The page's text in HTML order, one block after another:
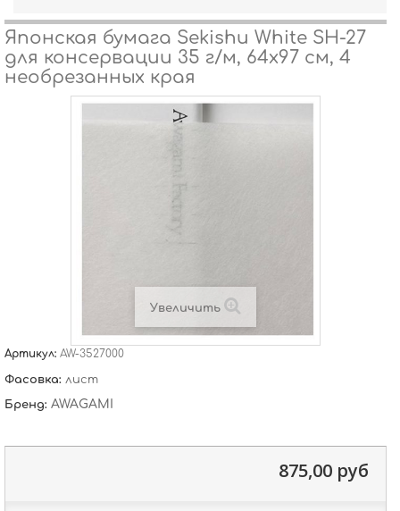
Японская бумага Sekishu White SH-27
для консервации 35 г/м, 64х97 см, 4
необрезанных края
Увеличить
Артикул: AW-3527000
Фасовка: лист
Бренд: AWAGAMI
875,00 руб